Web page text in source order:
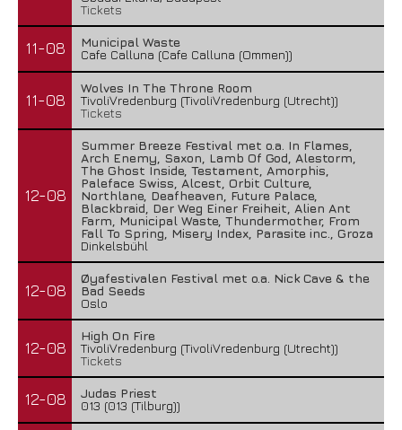
Tickets
11-08
Municipal Waste
Cafe Calluna (Cafe Calluna (Ommen))
11-08
Wolves In The Throne Room
TivoliVredenburg (TivoliVredenburg (Utrecht))
Tickets
12-08
Summer Breeze Festival met o.a. In Flames,
Arch Enemy, Saxon, Lamb Of God, Alestorm,
The Ghost Inside, Testament, Amorphis,
Paleface Swiss, Alcest, Orbit Culture,
Northlane, Deafheaven, Future Palace,
Blackbraid, Der Weg Einer Freiheit, Alien Ant
Farm, Municipal Waste, Thundermother, From
Fall To Spring, Misery Index, Parasite inc., Groza
Dinkelsbühl
12-08
Øyafestivalen Festival met o.a. Nick Cave & the
Bad Seeds
Oslo
12-08
High On Fire
TivoliVredenburg (TivoliVredenburg (Utrecht))
Tickets
12-08
Judas Priest
013 (013 (Tilburg))